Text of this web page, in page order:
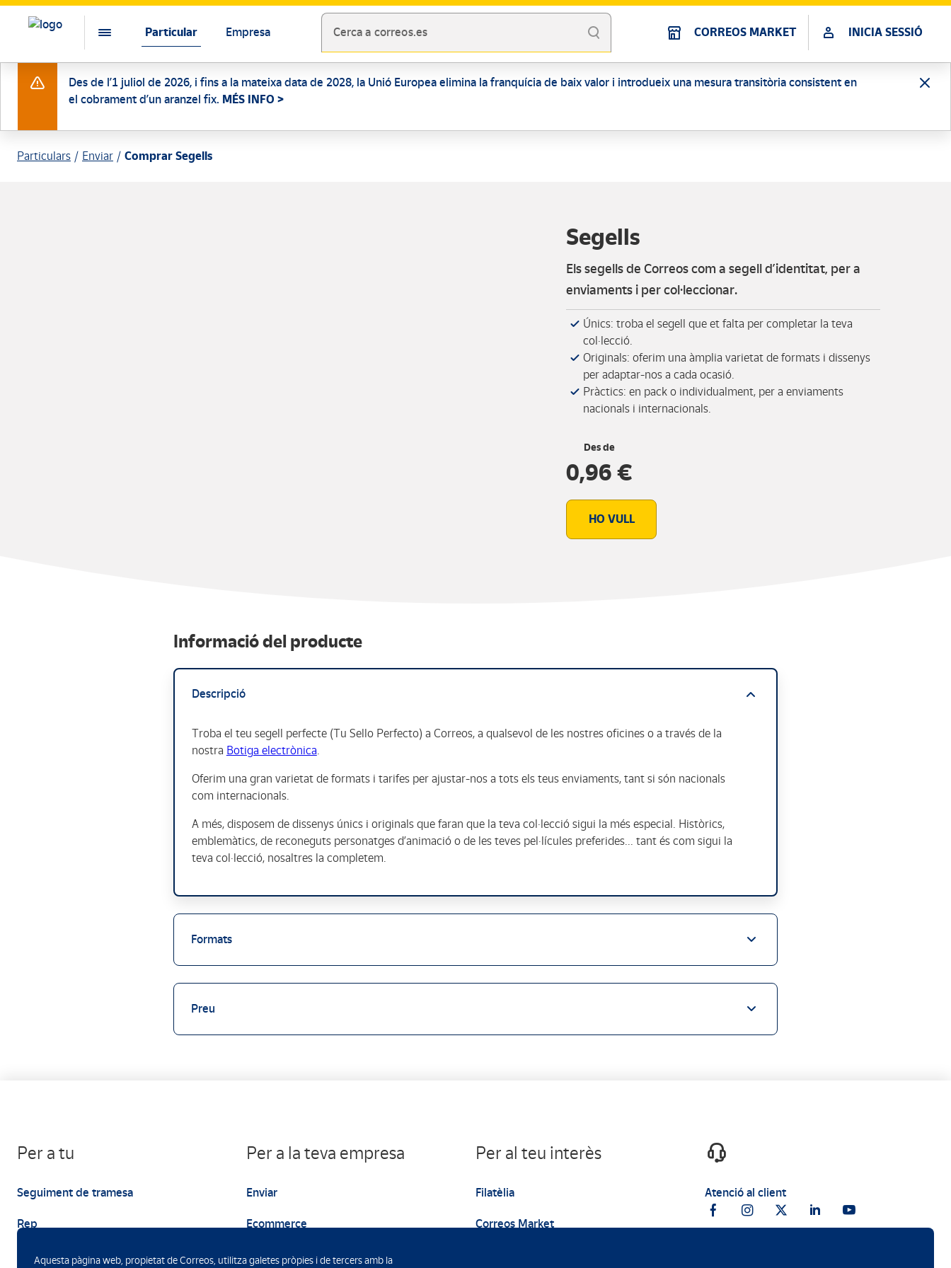
Particular Empresa Cerca a correos.es CORREOS MARKET INICIA SESSIÓ
Des de l’1 juliol de 2026, i fins a la mateixa data de 2028, la Unió Europea elimina la franquícia de baix valor i introdueix una mesura transitòria consistent en
el cobrament d’un aranzel fix. MÉS INFO >
Particulars Enviar Comprar Segells
Segells
Els segells de Correos com a segell d’identitat, per a
enviaments i per col·leccionar.
Únics: troba el segell que et falta per completar la teva
col·lecció.
Originals: oferim una àmplia varietat de formats i dissenys
per adaptar-nos a cada ocasió.
Pràctics: en pack o individualment, per a enviaments
nacionals i internacionals.
Des de
0,96 €
HO VULL
Informació del producte
Descripció
Troba el teu segell perfecte (Tu Sello Perfecto) a Correos, a qualsevol de les nostres oficines o a través de la
nostra Botiga electrònica.
Oferim una gran varietat de formats i tarifes per ajustar-nos a tots els teus enviaments, tant si són nacionals
com internacionals.
A més, disposem de dissenys únics i originals que faran que la teva col·lecció sigui la més especial. Històrics,
emblemàtics, de reconeguts personatges d’animació o de les teves pel·lícules preferides... tant és com sigui la
teva col·lecció, nosaltres la completem.
Formats
Preu
Per a tu
Seguiment de tramesa
Rep
Enviar
Per a la teva empresa
Enviar
Ecommerce
Màrqueting
Per al teu interès
Filatèlia
Correos Market
Atenció al client
Aquesta pàgina web, propietat de Correos, utilitza galetes pròpies i de tercers amb la